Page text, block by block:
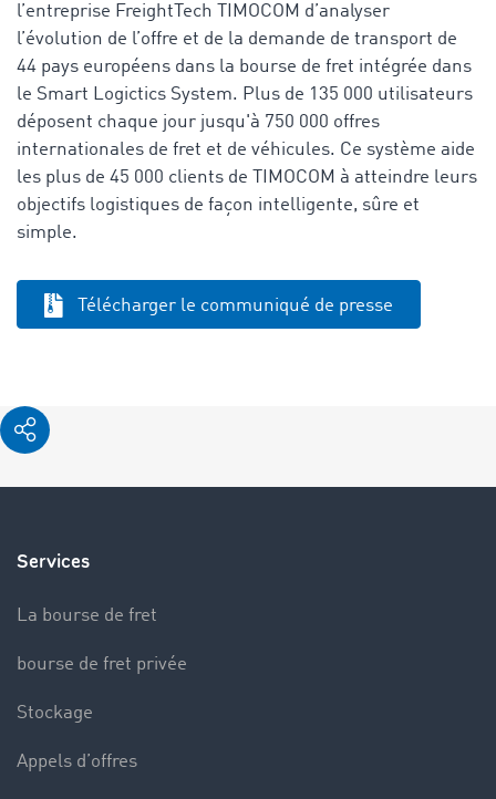
l’entreprise FreightTech TIMOCOM d’analyser
l’évolution de l’offre et de la demande de transport de
44 pays européens dans la bourse de fret intégrée dans
le Smart Logictics System. Plus de 135 000 utilisateurs
déposent chaque jour jusqu'à 750 000 offres
internationales de fret et de véhicules. Ce système aide
les plus de 45 000 clients de TIMOCOM à atteindre leurs
objectifs logistiques de façon intelligente, sûre et
simple.
Télécharger le communiqué de presse
Services
La bourse de fret
bourse de fret privée
Stockage
Appels d’offres